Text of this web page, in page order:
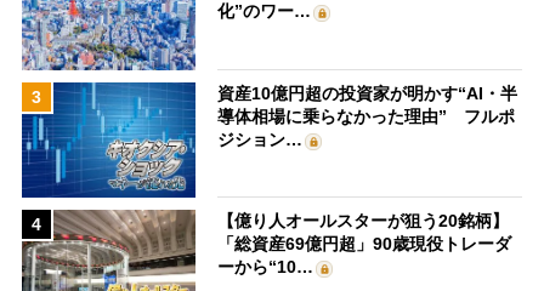
化”のワー…
3
資産10億円超の投資家が明かす“AI・半
導体相場に乗らなかった理由” フルポ
ジション…
4
【億り人オールスターが狙う20銘柄】
「総資産69億円超」90歳現役トレーダ
ーから“10…